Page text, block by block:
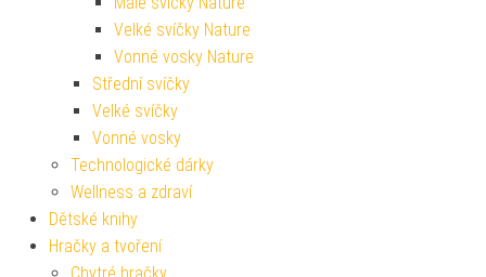
Velké svíčky Nature
Vonné vosky Nature
Střední svíčky
Velké svíčky
Vonné vosky
Technologické dárky
Wellness a zdraví
Dětské knihy
Hračky a tvoření